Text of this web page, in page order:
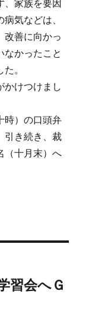
、家族を要因
気などは、
改善に向かっ
なかったこと
。
かけつけまし
時）の口頭弁
引き続き、裁
（十月末）へ
習会へＧ